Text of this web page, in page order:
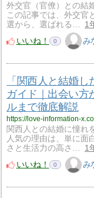
外交官（官僚）との結
この記事では、外交官
選から、選ばれる…
1
いいね！
0 み
「関西人と結婚
ガイド｜出会い方
ルまで徹底解説
https://love-information-
関西人との結婚に憧れ
人気の理由は、単に面
さと生活力の高さ…
1
いいね！
0 み